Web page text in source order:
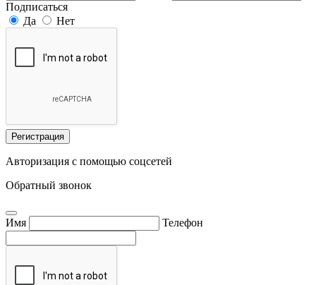
Подписаться
Да
Нет
Регистрация
Авторизация с помощью соцсетей
Обратный звонок
Имя Телефон